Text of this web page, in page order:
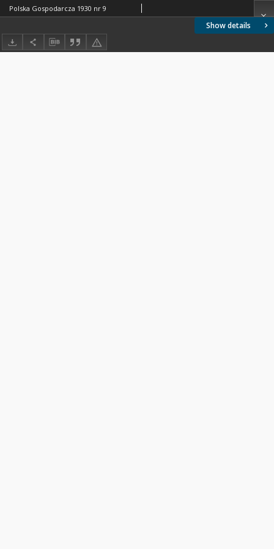
Show details
Polska Gospodarcza 1930 nr 9